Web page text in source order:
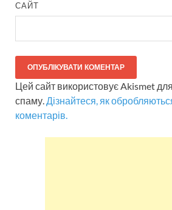
САЙТ
Цей сайт використовує Akismet
спаму.Дізнайтеся, як
коментарів.